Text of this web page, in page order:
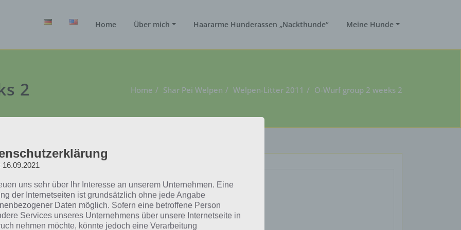
Home Über mich Haararme Hunderassen „Nackthunde“ Meine Hunde
2 Home Shar Pei Welpen Welpen-Litter 2011 O-Wurf group 2 weeks 2
16.09.2021
uns sehr über Ihr Interesse an unserem Unternehmen. Eine
der Internetseiten ist grundsätzlich ohne jede Angabe
Daten möglich. Sofern eine betroffene Person
Services unseres Unternehmens über unsere Internetseite in
nehmen möchte, könnte jedoch eine Verarbeitung